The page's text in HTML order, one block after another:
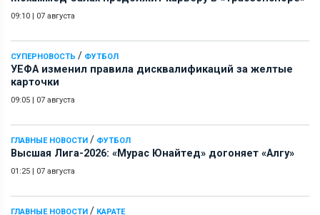
09:10 | 07 августа
СУПЕРНОВОСТЬ / ФУТБОЛ
УЕФА изменил правила дисквалификаций за желтые
карточки
09:05 | 07 августа
ГЛАВНЫЕ НОВОСТИ / ФУТБОЛ
Высшая Лига-2026: «Мурас Юнайтед» догоняет «Алгу»
01:25 | 07 августа
ГЛАВНЫЕ НОВОСТИ / КАРАТЕ